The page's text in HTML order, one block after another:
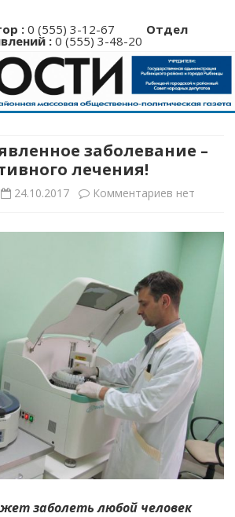
: 0 (555) 3-12-67 Отдел
: 0 (555) 3-48-20
Перейти
содержимому
заболевание –
лечения!
24.10.2017 Комментариев к
–
успех
лечения!
нет
заболеть любой человек